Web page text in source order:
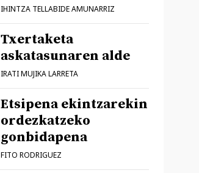
IHINTZA TELLABIDE AMUNARRIZ
Txertaketa
askatasunaren alde
IRATI MUJIKA LARRETA
Etsipena ekintzarekin
ordezkatzeko
gonbidapena
FITO RODRIGUEZ